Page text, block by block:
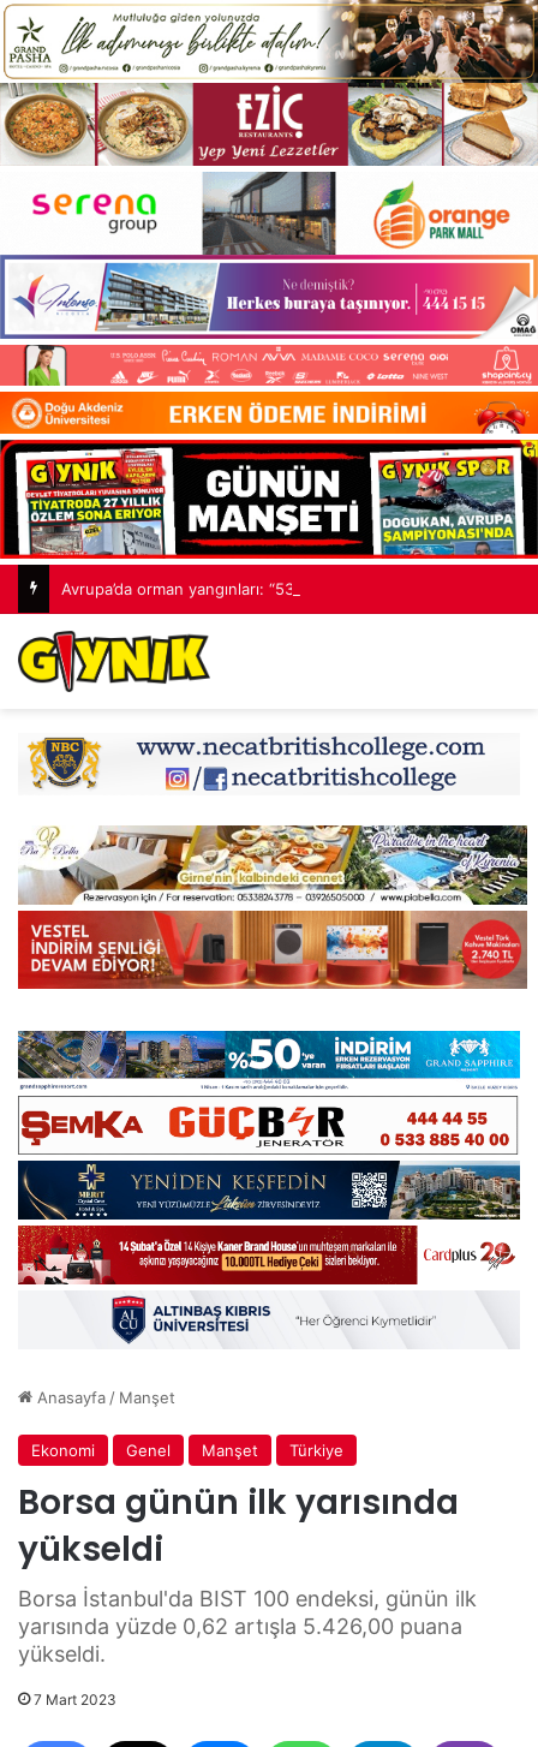
Anasayfa / Manşet
Ekonomi Genel Manşet Türkiye
Borsa günün ilk yarısında
yükseldi
Borsa İstanbul'da BIST 100 endeksi, günün ilk
yarısında yüzde 0,62 artışla 5.426,00 puana
yükseldi.
7 Mart 2023